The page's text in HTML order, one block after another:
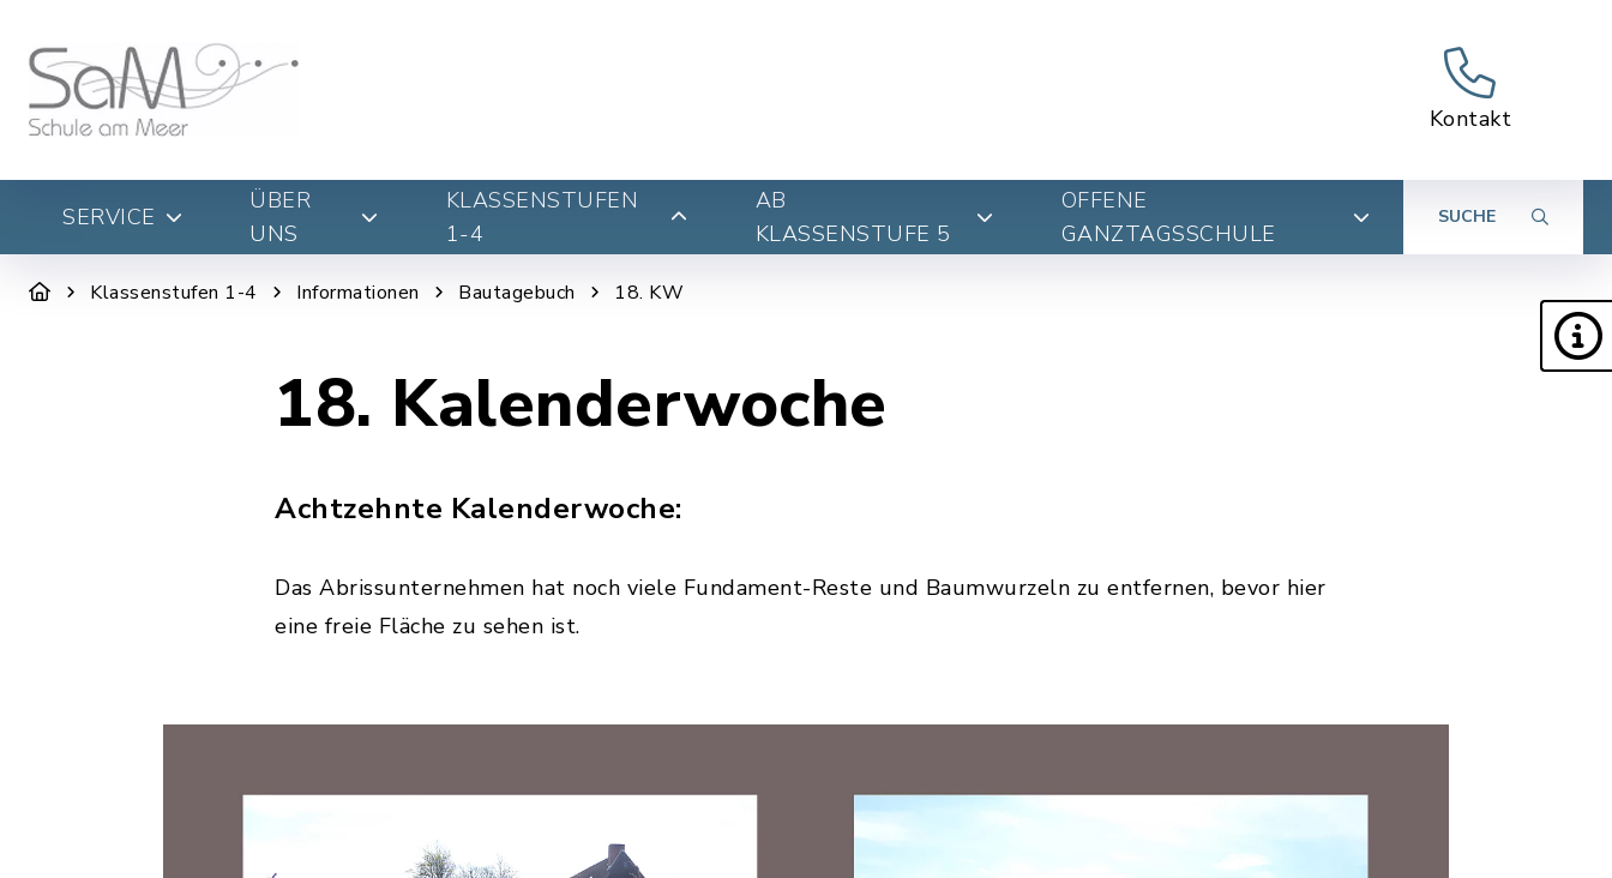
Kontakt
SERVICE
ÜBER
UNS
KLASSENSTUFEN
1-4
AB
KLASSENSTUFE 5
OFFENE
GANZTAGSSCHULE
SUCHE
Klassenstufen 1-4 Informationen Bautagebuch 18. KW
18. Kalenderwoche
Achtzehnte Kalenderwoche:
Das Abrissunternehmen hat noch viele Fundament-Reste und Baumwurzeln zu entfernen, bevor hier
eine freie Fläche zu sehen ist.